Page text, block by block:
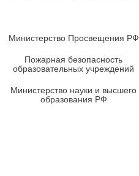
Министерство Просвещения РФ
Пожарная безопасность
образовательных учреждений
Министерство науки и высшего
образования РФ